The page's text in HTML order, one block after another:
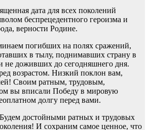
дата для всех поколений
беспрецедентного героизма и
верности Родине.
погибших на полях сражений,
в тылу, поднимавших страну в
не доживших до сегодняшнего дня.
возрастом. Низкий поклон вам,
Своим ратным, трудовым,
вы вписали Победу в мировую
долгу перед вами.
достойными ратных и трудовых
И сохраним самое ценное, что